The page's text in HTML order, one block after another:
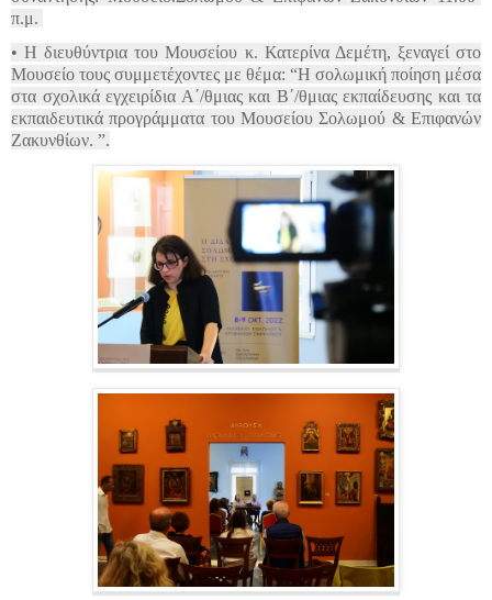
π.μ.
• Η διευθύντρια του Μουσείου κ. Κατερίνα Δεμέτη, ξεναγεί στο
Μουσείο τους συμμετέχοντες με θέμα: “Η σολωμική ποίηση μέσα
στα σχολικά εγχειρίδια Α΄/θμιας και Β΄/θμιας εκπαίδευσης και τα
εκπαιδευτικά προγράμματα του Μουσείου Σολωμού & Επιφανών
Ζακυνθίων. ”.